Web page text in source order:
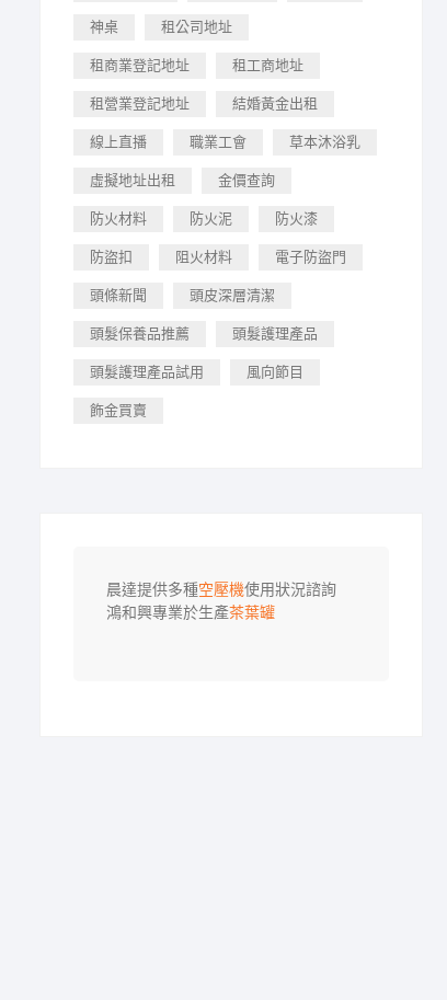
神桌 租公司地址
租商業登記地址 租工商地址
租營業登記地址 結婚黃金出租
線上直播 職業工會 草本沐浴乳
虛擬地址出租 金價查詢
防火材料 防火泥 防火漆
防盜扣 阻火材料 電子防盜門
頭條新聞 頭皮深層清潔
頭髮保養品推薦 頭髮護理產品
頭髮護理產品試用 風向節目
飾金買賣
晨達提供多種空壓機使用狀況諮詢
鴻和興專業於生產茶葉罐